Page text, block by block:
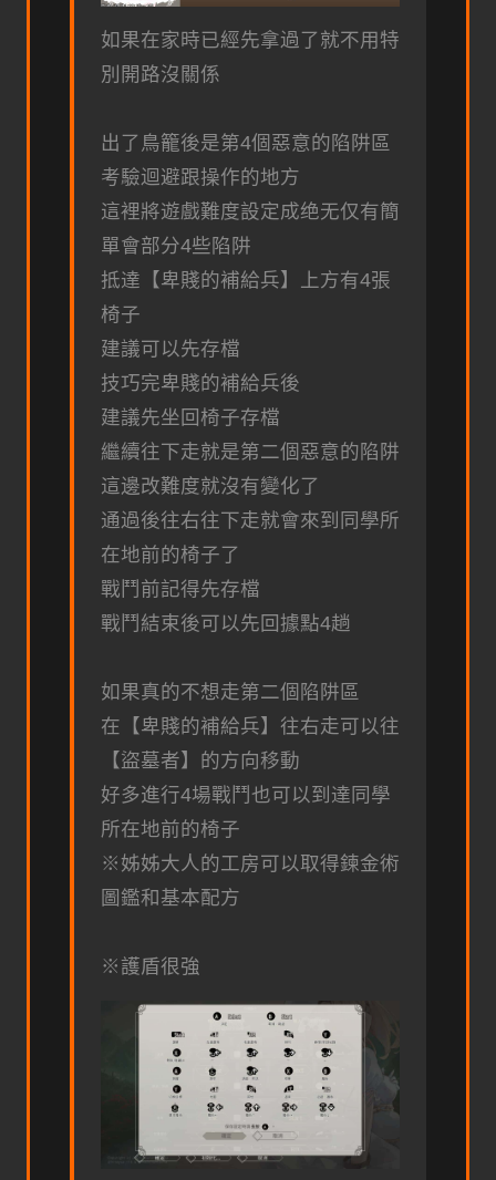
如果在家時已經先拿過了就不用特
別開路沒關係
出了鳥籠後是第4個惡意的陷阱區
考驗迴避跟操作的地方
這裡將遊戲難度設定成绝无仅有簡
單會部分4些陷阱
抵達【卑賤的補給兵】上方有4張
椅子
建議可以先存檔
技巧完卑賤的補給兵後
建議先坐回椅子存檔
繼續往下走就是第二個惡意的陷阱
這邊改難度就沒有變化了
通過後往右往下走就會來到同學所
在地前的椅子了
戰鬥前記得先存檔
戰鬥結束後可以先回據點4趟
如果真的不想走第二個陷阱區
在【卑賤的補給兵】往右走可以往
【盜墓者】的方向移動
好多進行4場戰鬥也可以到達同學
所在地前的椅子
※姊姊大人的工房可以取得鍊金術
圖鑑和基本配方
※護盾很強